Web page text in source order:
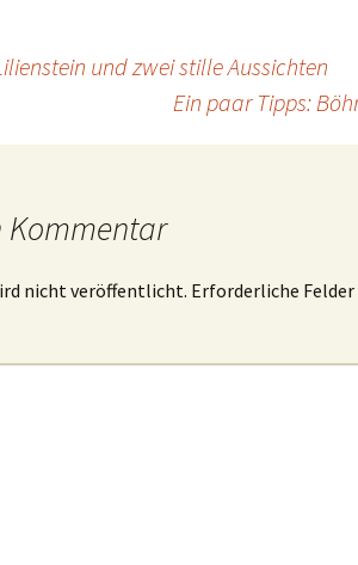
und zwei stille Aussichten
Ein paar Tipps:
Kommentar
nicht veröffentlicht. Erforderliche